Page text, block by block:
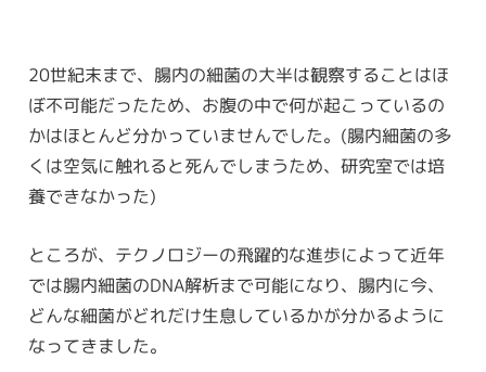
20世紀末まで、腸内の細菌の大半は観察することはほ
ぼ不可能だったため、お腹の中で何が起こっているの
かはほとんど分かっていませんでした。(腸内細菌の多
くは空気に触れると死んでしまうため、研究室では培
養できなかった)
ところが、テクノロジーの飛躍的な進歩によって近年
では腸内細菌のDNA解析まで可能になり、腸内に今、
どんな細菌がどれだけ生息しているかが分かるように
なってきました。